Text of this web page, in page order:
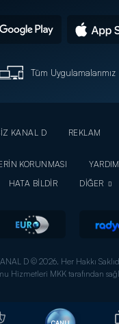
Tüm Uygulamalarımız
KANAL D REKLAM
KORUNMASI
YARDIM
HATA BİLDİR
DİĞER
D © 2026. Her Hakkı
Hizmetleri MKK tarafından